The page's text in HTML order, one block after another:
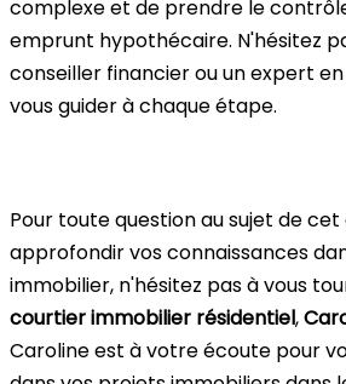
complexe et de prendre le
emprunt hypothécaire. N'hésitez
conseiller financier ou un expert
vous guider à chaque étape.
Pour toute question au sujet de
approfondir vos connaissances
immobilier, n'hésitez pas à vous
courtier immobilier résidentiel,
Caroline est à votre écoute pour